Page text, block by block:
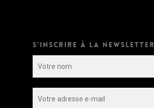
S’INSCRIRE À LA NEWSLETTER